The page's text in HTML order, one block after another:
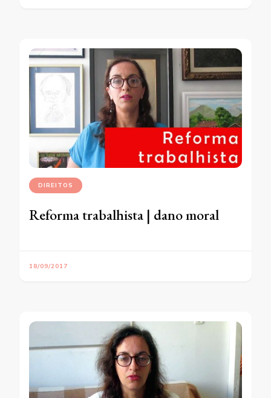
DIREITOS
Reforma trabalhista | dano moral
18/09/2017